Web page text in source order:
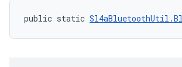
public static